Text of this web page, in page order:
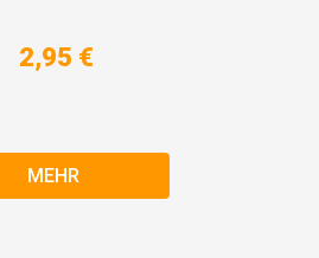
2,95 €
MEHR